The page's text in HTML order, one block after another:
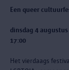
Een queer
dinsdag 4
17:00
Het vierdaags